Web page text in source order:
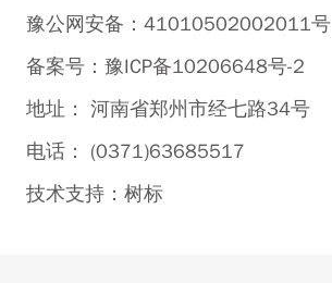
豫公网安备：41010502002011号
备案号：豫ICP备10206648号-2
地址： 河南省郑州市经七路34号
电话： (0371)63685517
技术支持： 树标